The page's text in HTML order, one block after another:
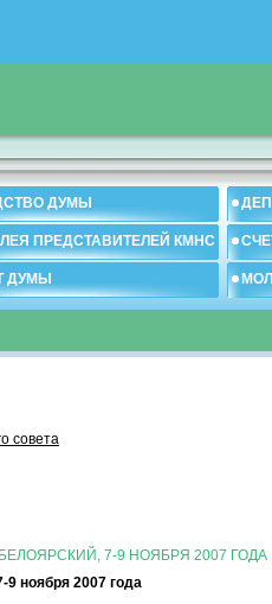
ДУМЫ
ПРЕДСТАВИТЕЛЕЙ КМНС
ДУМЫ
совета
7-9 НОЯБРЯ 2007 ГОДА
9 ноября 2007 года